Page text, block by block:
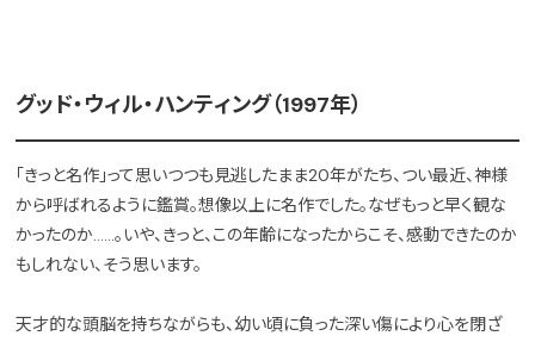
グッド・ウィル・ハンティング（1997年）
「きっと名作」って思いつつも見逃したまま20年がたち、つい最近、神様
から呼ばれるように鑑賞。想像以上に名作でした。なぜもっと早く観な
かったのか……。いや、きっと、この年齢になったからこそ、感動できたのか
もしれない、そう思います。
天才的な頭脳を持ちながらも、幼い頃に負った深い傷により心を閉ざ